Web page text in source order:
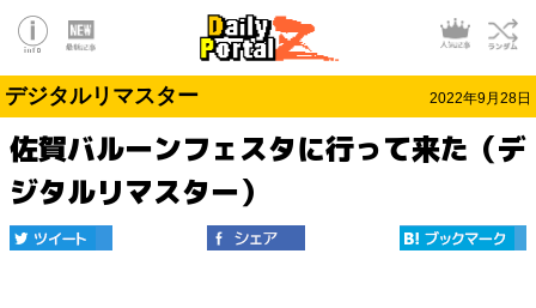
デジタルリマスター 2022年9月28日
佐賀バルーンフェスタに行って来た（デ
ジタルリマスター）